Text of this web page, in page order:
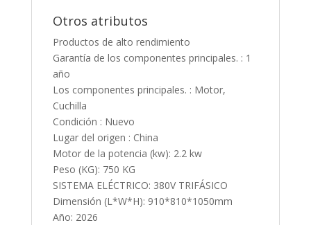
Otros atributos
Productos de alto rendimiento
Garantía de los componentes principales. : 1
año
Los componentes principales. : Motor,
Cuchilla
Condición : Nuevo
Lugar del origen : China
Motor de la potencia (kw): 2.2 kw
Peso (KG): 750 KG
SISTEMA ELÉCTRICO: 380V TRIFÁSICO
Dimensión (L*W*H): 910*810*1050mm
Año: 2026